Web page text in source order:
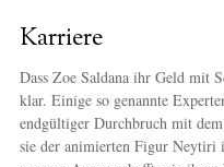
Karriere
Dass Zoe Saldana ihr Geld mit
klar. Einige so genannte
endgültiger Durchbruch mit
sie der animierten Figur